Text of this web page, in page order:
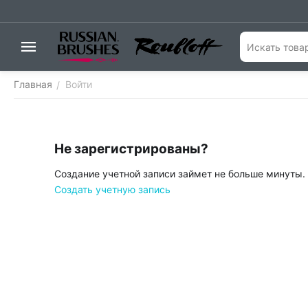
Главная / Войти
Не зарегистрированы?
Создание учетной записи займет не больше минуты.
Создать учетную запись